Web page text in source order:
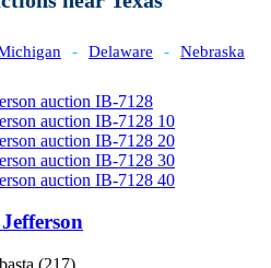
- Delaware - Nebraska